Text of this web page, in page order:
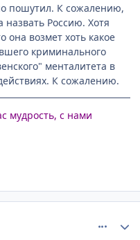
пошутил. К сожалению,
Россию. Хотя
она возмет хоть какое
криминального
менталитета в
К сожалению.
мудрость, с нами